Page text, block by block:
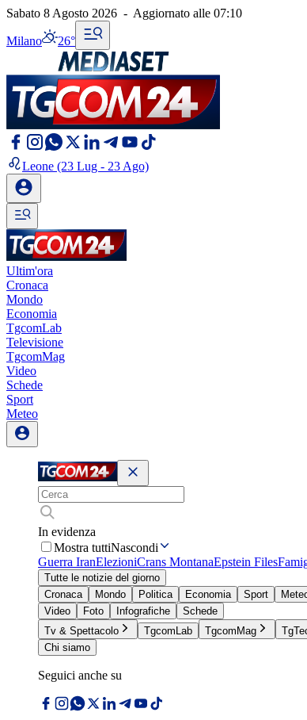
Sabato 8 Agosto 2026 - Aggiornato alle 07:10
Milano 26°
Leone (23 Lug - 23 Ago)
Ultim'ora
Cronaca
Mondo
Economia
TgcomLab
Televisione
TgcomMag
Video
Schede
Sport
Meteo
In evidenza
Mostra tuttiNascondi
Guerra IranElezioniCrans MontanaEpstein Files
Tutte le notizie del giorno
Cronaca
Mondo Politica Economia Sport
Video
Foto Infografiche
Schede
Tv & Spettacolo
TgcomLab TgcomMag
Chi siamo
Seguici anche su